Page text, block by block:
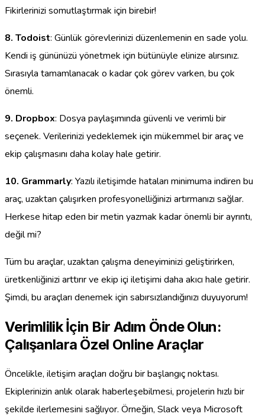
Fikirlerinizi somutlaştırmak için birebir!
8. Todoist: Günlük görevlerinizi düzenlemenin en sade yolu.
Kendi iş gününüzü yönetmek için bütünüyle elinize alırsınız.
Sırasıyla tamamlanacak o kadar çok görev varken, bu çok
önemli.
9. Dropbox: Dosya paylaşımında güvenli ve verimli bir
seçenek. Verilerinizi yedeklemek için mükemmel bir araç ve
ekip çalışmasını daha kolay hale getirir.
10. Grammarly: Yazılı iletişimde hataları minimuma indiren bu
araç, uzaktan çalışırken profesyonelliğinizi artırmanızı sağlar.
Herkese hitap eden bir metin yazmak kadar önemli bir ayrıntı,
değil mi?
Tüm bu araçlar, uzaktan çalışma deneyiminizi geliştirirken,
üretkenliğinizi arttırır ve ekip içi iletişimi daha akıcı hale getirir.
Şimdi, bu araçları denemek için sabırsızlandığınızı duyuyorum!
Verimlilik İçin Bir Adım Önde Olun:
Çalışanlara Özel Online Araçlar
Öncelikle, iletişim araçları doğru bir başlangıç noktası.
Ekiplerinizin anlık olarak haberleşebilmesi, projelerin hızlı bir
şekilde ilerlemesini sağlıyor. Örneğin, Slack veya Microsoft